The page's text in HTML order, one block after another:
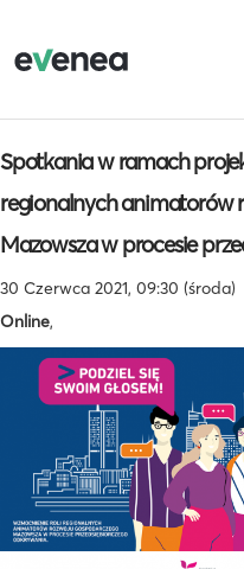
Spotkania w ramach
regionalnych animatorów
Mazowsza w procesie
30 Czerwca 2021, 09:30 (środa)
Online,